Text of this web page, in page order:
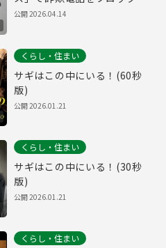
（30秒版）
公開2026.04.14
くらし・住まい
サギはこの中にいる！(60秒
版)
公開2026.01.21
くらし・住まい
サギはこの中にいる！(30秒
版)
公開2026.01.21
くらし・住まい